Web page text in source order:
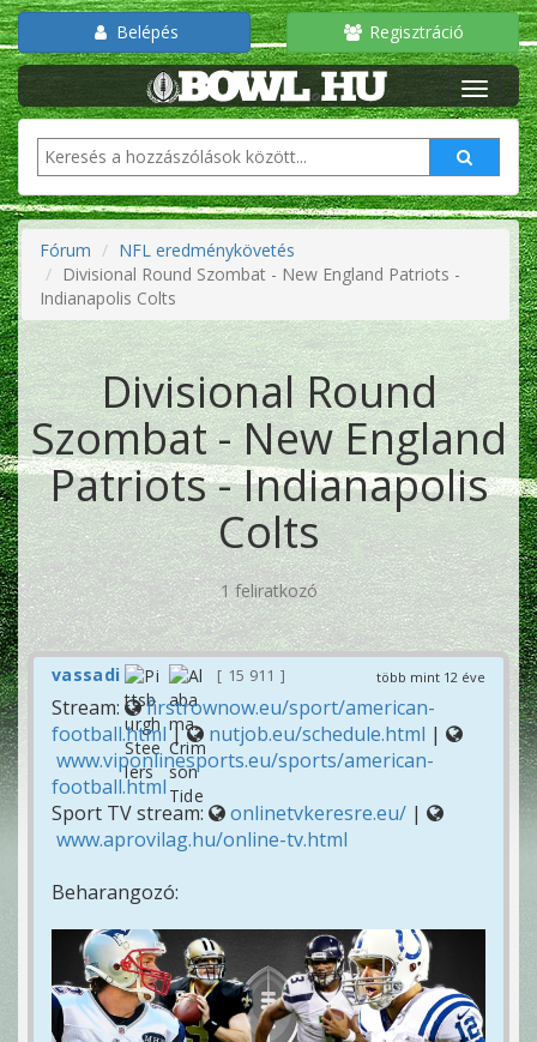
Belépés Regisztráció
Fórum
NFL eredménykövetés
Divisional Round Szombat - New England Patriots -
Indianapolis Colts
Divisional Round
Szombat - New England
Patriots - Indianapolis
Colts
1 feliratkozó
több mint 12 éve
vassadi 15 911
Stream:
firstrownow.eu/sport/american-
football.html| nutjob.eu/schedule.html |
www.viponlinesports.eu/sports/american-
football.html
Sport TV stream:
onlinetvkeresre.eu/ |
www.aprovilag.hu/online-tv.html
Beharangozó: